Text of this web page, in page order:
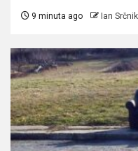
9 minuta ago Ian Srčnik